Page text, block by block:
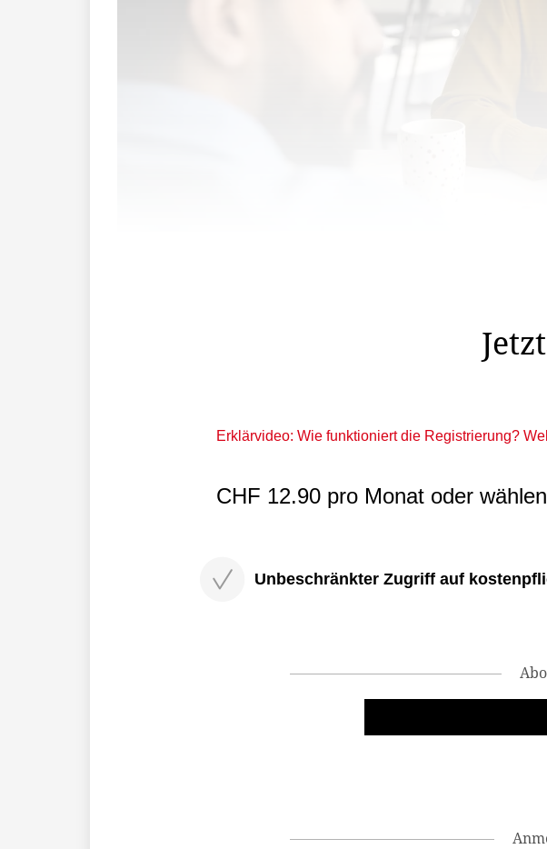
Erklärvideo: Wie funktioniert die Registrierung?
CHF 12.90 pro Monat oder
Unbeschränkter Zugriff auf